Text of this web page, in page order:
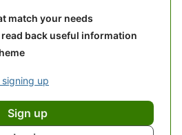
match your needs
back useful information
up
Sign up